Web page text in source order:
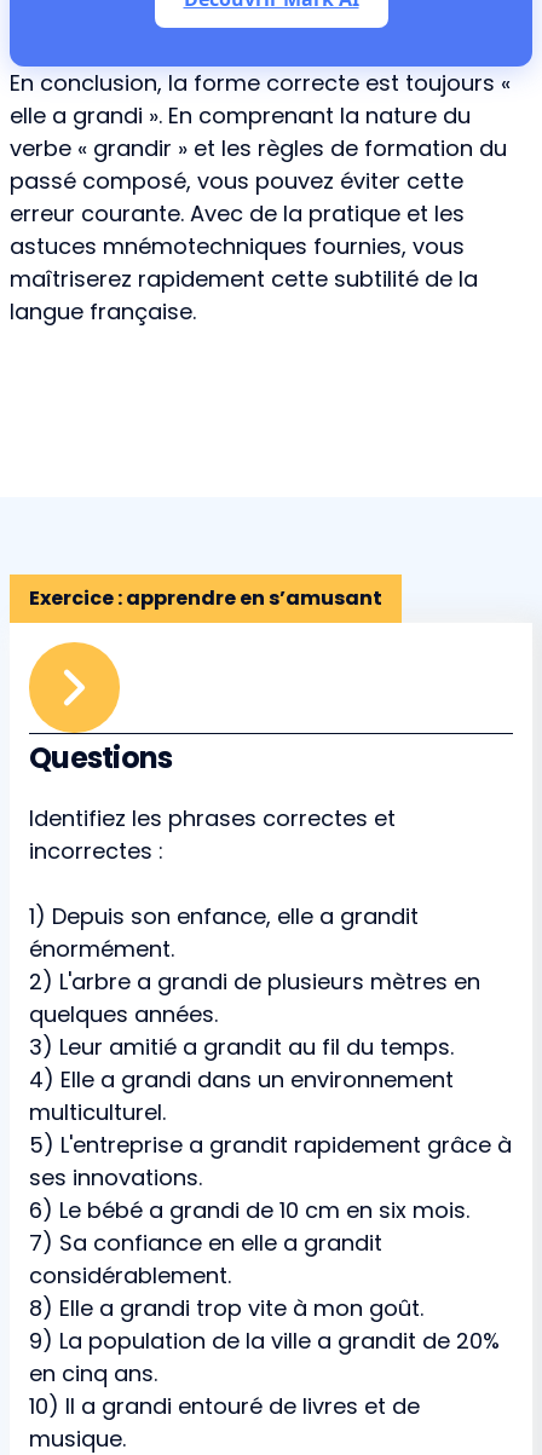
En conclusion, la forme correcte est toujours «
elle a grandi ». En comprenant la nature du
verbe « grandir » et les règles de formation du
passé composé, vous pouvez éviter cette
erreur courante. Avec de la pratique et les
astuces mnémotechniques fournies, vous
maîtriserez rapidement cette subtilité de la
langue française.
Exercice : apprendre en s’amusant
Questions
Identifiez les phrases correctes et
incorrectes :
1) Depuis son enfance, elle a grandit
énormément.
2) L'arbre a grandi de plusieurs mètres en
quelques années.
3) Leur amitié a grandit au fil du temps.
4) Elle a grandi dans un environnement
multiculturel.
5) L'entreprise a grandit rapidement grâce à
ses innovations.
6) Le bébé a grandi de 10 cm en six mois.
7) Sa confiance en elle a grandit
considérablement.
8) Elle a grandi trop vite à mon goût.
9) La population de la ville a grandit de 20%
en cinq ans.
10) Il a grandi entouré de livres et de
musique.